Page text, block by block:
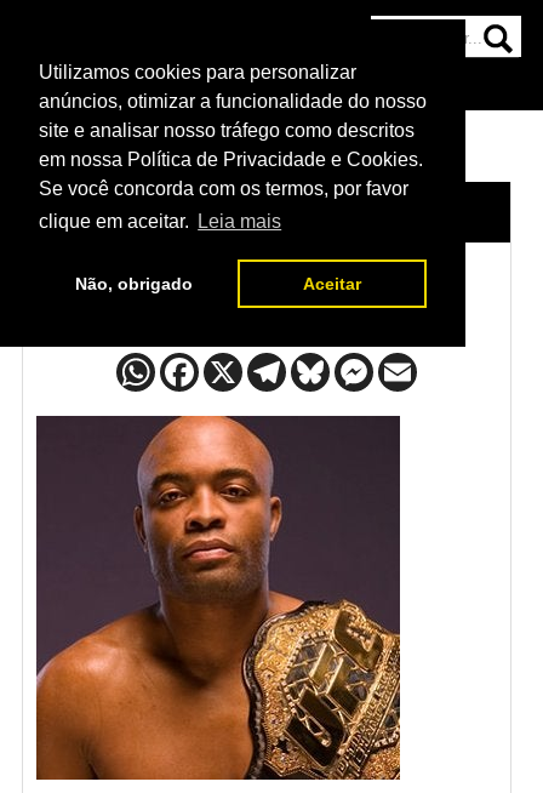
Utilizamos cookies para personalizar
anúncios, otimizar a funcionalidade do nosso
site e analisar nosso tráfego como descritos
em nossa Política de Privacidade e Cookies.
Se você concorda com os termos, por favor
clique em aceitar.
Leia mais
Não, obrigado Aceitar
NOTÍCIAS
HOME LUTADORES /
Anderson Silva